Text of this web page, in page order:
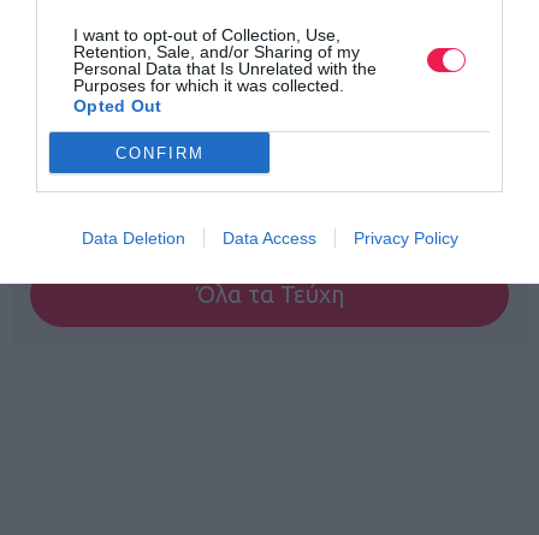
I want to opt-out of Collection, Use,
Retention, Sale, and/or Sharing of my
Personal Data that Is Unrelated with the
Purposes for which it was collected.
Opted Out
CONFIRM
Data Deletion Data Access Privacy Policy
Γίνε Συνδρομητής
Όλα τα Τεύχη